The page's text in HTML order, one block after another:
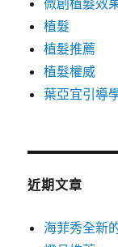
微創植髮效
植髮
植髮推薦
植髮權威
葉亞宜引導
近期文章
海菲秀全新